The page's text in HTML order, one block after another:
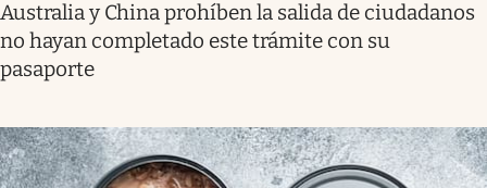
Australia y China prohíben la salida de ciudadanos
no hayan completado este trámite con su
pasaporte